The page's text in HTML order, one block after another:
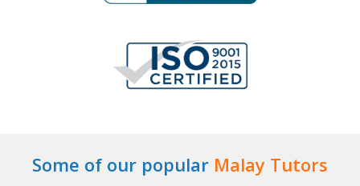
Some of our popular Malay Tutors